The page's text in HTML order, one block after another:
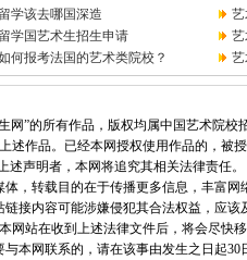
学该去哪国深造
学国艺术生招生申请
何报考法国的艺术类院校？
网”的所有作品，版权均属中国艺术院
述作品。已经本网授权使用作品的，被
述声明者，本网将追究其相关法律责任。
，转载目的在于传播更多信息，丰富
接内容可能涉嫌侵犯其合法权益，应
网站在收到上述法律文件后，将会尽快
本网联系的，请在该事由发生之日起30